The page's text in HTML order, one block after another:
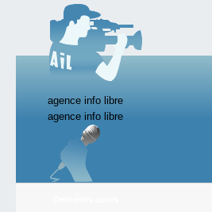
agence info libre
Close
Productions AIL
agence info libre